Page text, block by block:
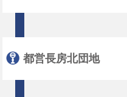
都営長房北団地